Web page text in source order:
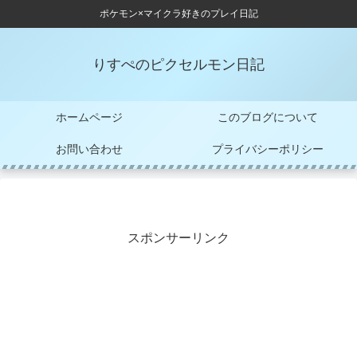
ポケモン×マイクラ好きのプレイ日記
りすぺのピクセルモン日記
ホームページ このブログについて
お問い合わせ プライバシーポリシー
スポンサーリンク